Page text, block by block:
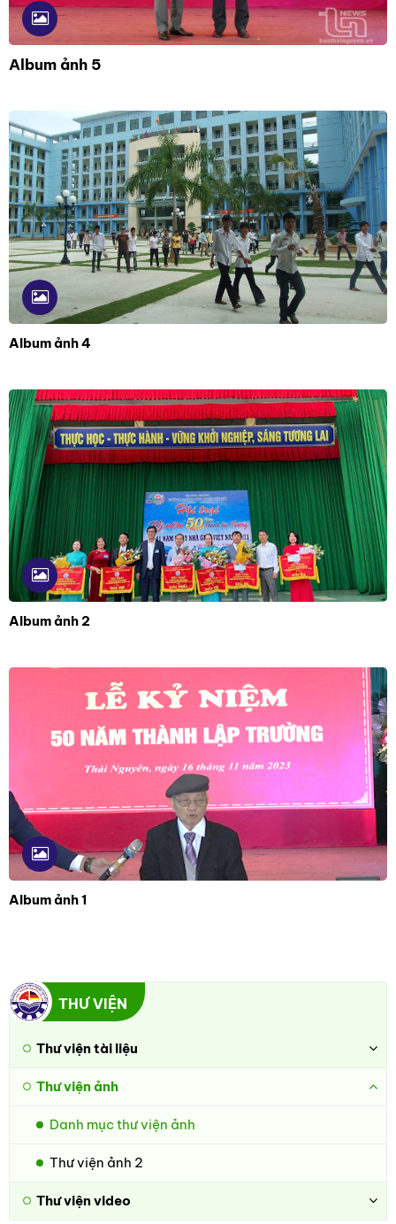
Album ảnh 5
Album ảnh 4
Album ảnh 2
Album ảnh 1
THƯ VIỆN
Thư viện tài liệu
Thư viện ảnh
Danh mục thư viện ảnh
Thư viện ảnh 2
Thư viện video